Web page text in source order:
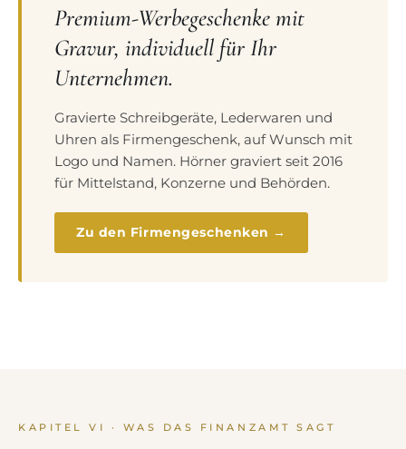
Premium-Werbegeschenke mit
Gravur, individuell für Ihr
Unternehmen.
Gravierte Schreibgeräte, Lederwaren und
Uhren als Firmengeschenk, auf Wunsch mit
Logo und Namen. Hörner graviert seit 2016
für Mittelstand, Konzerne und Behörden.
Zu den Firmengeschenken →
KAPITEL VI · WAS DAS FINANZAMT SAGT